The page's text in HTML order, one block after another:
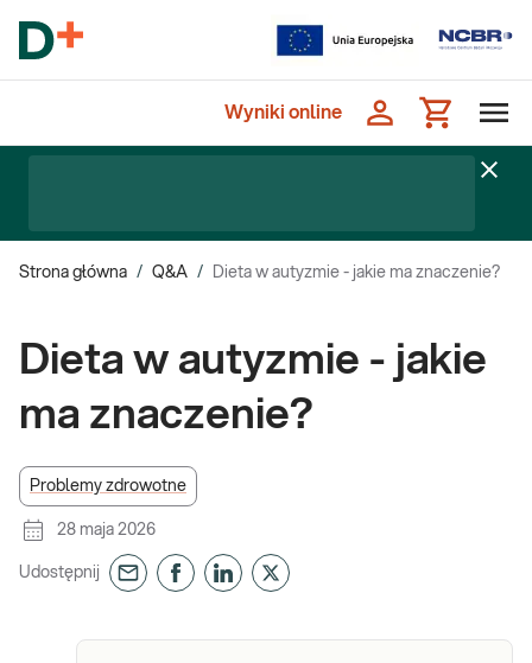
Wyniki online
Strona główna / Q&A / Dieta w autyzmie - jakie ma znaczenie?
Dieta w autyzmie - jakie
ma znaczenie?
Problemy zdrowotne
28 maja 2026
Udostępnij